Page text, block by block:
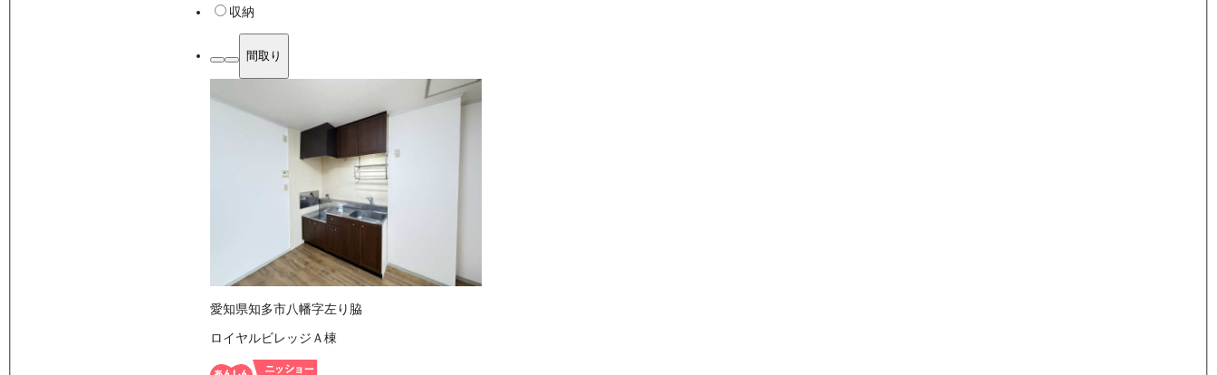
収納
間取り
愛知県知多市八幡字左り脇
ロイヤルビレッジＡ棟